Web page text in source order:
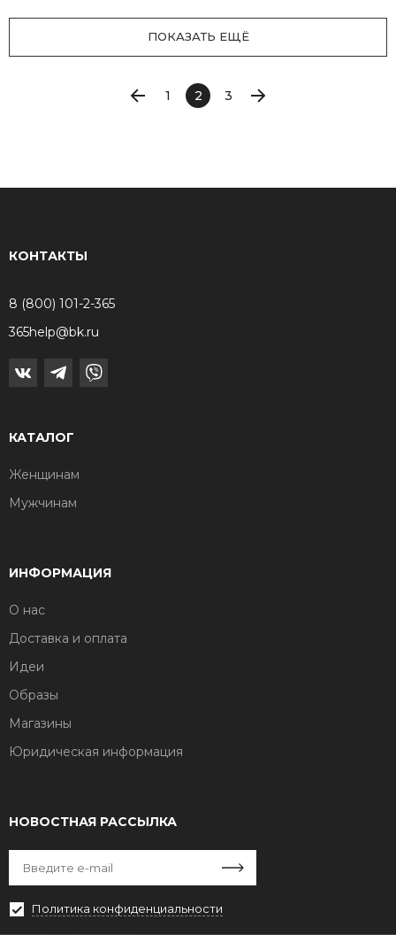
ПОКАЗАТЬ ЕЩЁ
1 2 3
КОНТАКТЫ
8 (800) 101-2-365
365help@bk.ru
КАТАЛОГ
Женщинам
Мужчинам
ИНФОРМАЦИЯ
О нас
Доставка и оплата
Идеи
Образы
Магазины
Юридическая информация
НОВОСТНАЯ РАССЫЛКА
Политика конфиденциальности